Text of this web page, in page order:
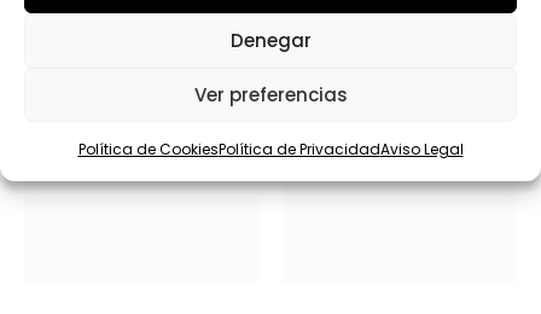
Denegar
Ver preferencias
Política de CookiesPolítica de PrivacidadAviso Legal